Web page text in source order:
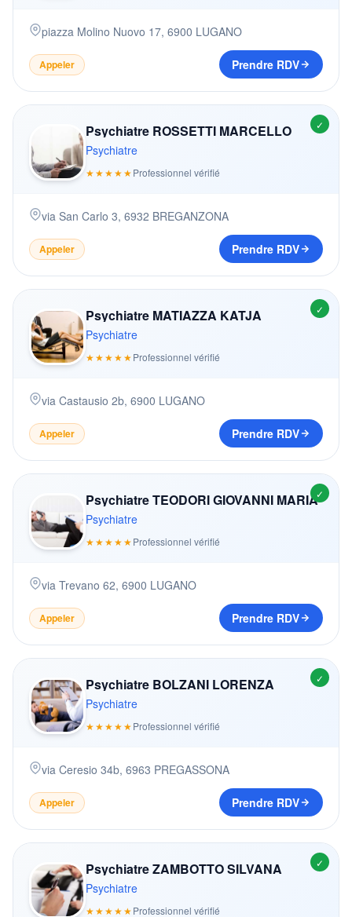
piazza Molino Nuovo 17, 6900 LUGANO
Appeler Prendre RDV
✓
Psychiatre ROSSETTI MARCELLO
Psychiatre
★★★★★Professionnel vérifié
via San Carlo 3, 6932 BREGANZONA
Appeler Prendre RDV
✓
Psychiatre MATIAZZA KATJA
Psychiatre
★★★★★Professionnel vérifié
via Castausio 2b, 6900 LUGANO
Appeler Prendre RDV
✓
Psychiatre TEODORI GIOVANNI MARIA
Psychiatre
★★★★★Professionnel vérifié
via Trevano 62, 6900 LUGANO
Appeler Prendre RDV
✓
Psychiatre BOLZANI LORENZA
Psychiatre
★★★★★Professionnel vérifié
via Ceresio 34b, 6963 PREGASSONA
Appeler Prendre RDV
✓
Psychiatre ZAMBOTTO SILVANA
Psychiatre
★★★★★Professionnel vérifié